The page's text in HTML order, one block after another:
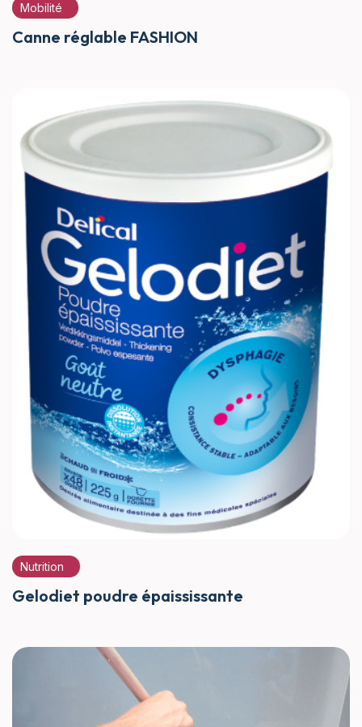
Mobilité
Canne réglable FASHION
Nutrition
Gelodiet poudre épaississante